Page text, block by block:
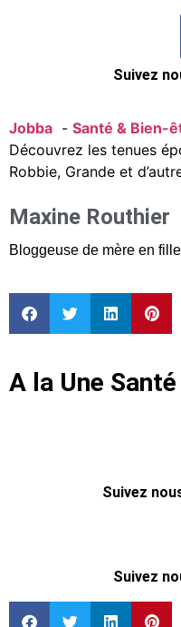
Suivez
Jobba
Santé & Bien-
Découvrez les tenues
Robbie, Grande et
Maxine Routhier
Bloggeuse de mère en
A la Une
Suivez
Suivez